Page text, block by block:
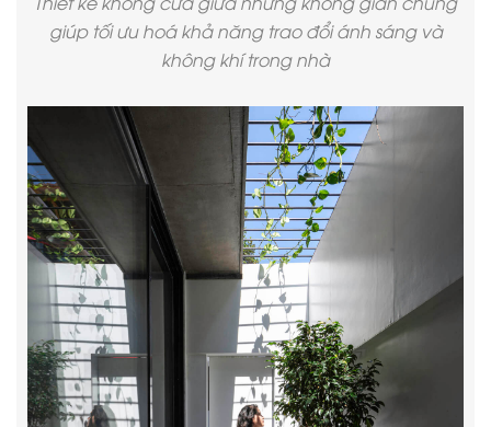
giúp tối ưu hoá khả năng trao đổi ánh sáng và
không khí trong nhà